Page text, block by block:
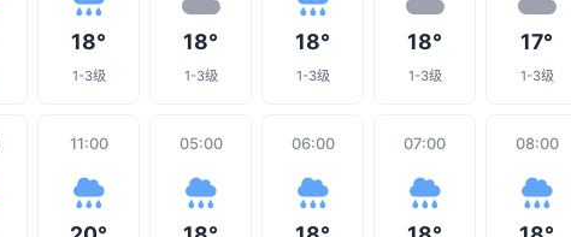
18°
1-3级
18°
1-3级
18°
1-3级
18°
1-3级
17°
1-3级
11:00 05:00 06:00 07:00 08:00